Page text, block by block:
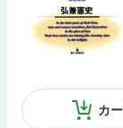
カ